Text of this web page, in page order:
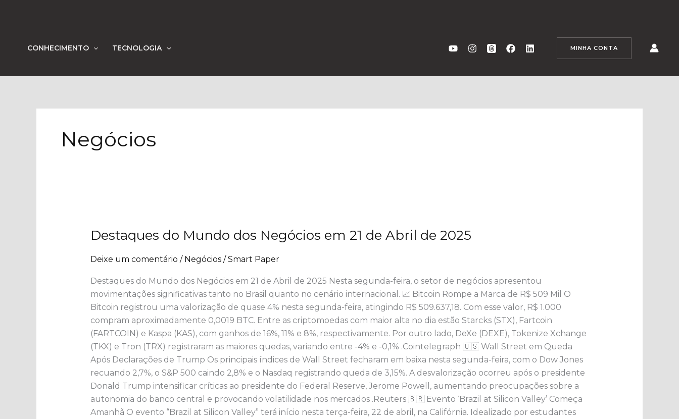
conteúdoCONHECIMENTO TECNOLOGIA MINHA CONTA
Negócios
Destaques do Mundo dos Negócios em 21 de Abril de 2025
Deixe um comentário / Negócios/Smart Paper
​Destaques do Mundo dos Negócios em 21 de Abril de 2025​ Nesta segunda-feira, o setor de negócios apresentou
movimentações significativas tanto no Brasil quanto no cenário internacional.​ 📈 Bitcoin Rompe a Marca de R$ 509 Mil O
Bitcoin registrou uma valorização de quase 4% nesta segunda-feira, atingindo R$ 509.637,18. Com esse valor, R$ 1.000
compram aproximadamente 0,0019 BTC. Entre as criptomoedas com maior alta no dia estão Starcks (STX), Fartcoin
(FARTCOIN) e Kaspa (KAS), com ganhos de 16%, 11% e 8%, respectivamente. Por outro lado, DeXe (DEXE), Tokenize Xchange
(TKX) e Tron (TRX) registraram as maiores quedas, variando entre -4% e -0,1% .​Cointelegraph 🇺🇸 Wall Street em Queda
Após Declarações de Trump Os principais índices de Wall Street fecharam em baixa nesta segunda-feira, com o Dow Jones
recuando 2,7%, o S&P 500 caindo 2,8% e o Nasdaq registrando queda de 3,15%. A desvalorização ocorreu após o presidente
Donald Trump intensificar críticas ao presidente do Federal Reserve, Jerome Powell, aumentando preocupações sobre a
autonomia do banco central e provocando volatilidade nos mercados .​Reuters 🇧🇷 Evento ‘Brazil at Silicon Valley’ Começa
Amanhã O evento “Brazil at Silicon Valley” terá início nesta terça-feira, 22 de abril, na Califórnia. Idealizado por estudantes
do
dos
em
21
de
Abril
de
2025